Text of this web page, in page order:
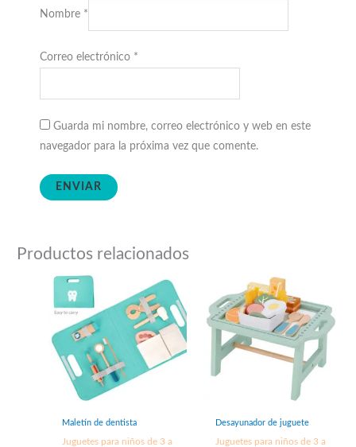
Nombre *
Correo electrónico *
Guarda mi nombre, correo electrónico y web en este
navegador para la próxima vez que comente.
Productos relacionados
Maletín de dentista
Juguetes para niños de 3 a
Desayunador de juguete
Juguetes para niños de 3 a